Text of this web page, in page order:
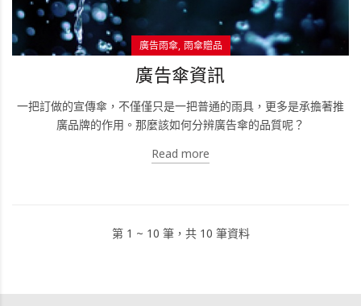
廣告雨傘 雨傘贈品
廣告傘資訊
一把訂做的宣傳傘，不僅僅只是一把普通的雨具，更多是承擔著推
廣品牌的作用。那麼該如何分辨廣告傘的品質呢？
Read more
第 1 ~ 10 筆，共 10 筆資料